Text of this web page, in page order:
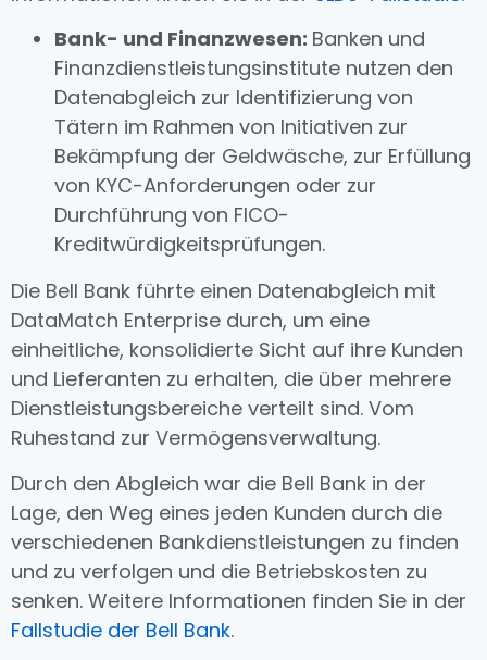
Bank- und Finanzwesen: Banken und
Finanzdienstleistungsinstitute nutzen den
Datenabgleich zur Identifizierung von
Tätern im Rahmen von Initiativen zur
Bekämpfung der Geldwäsche, zur Erfüllung
von KYC-Anforderungen oder zur
Durchführung von FICO-
Kreditwürdigkeitsprüfungen.
Die Bell Bank führte einen Datenabgleich mit
DataMatch Enterprise durch, um eine
einheitliche, konsolidierte Sicht auf ihre Kunden
und Lieferanten zu erhalten, die über mehrere
Dienstleistungsbereiche verteilt sind. Vom
Ruhestand zur Vermögensverwaltung.
Durch den Abgleich war die Bell Bank in der
Lage, den Weg eines jeden Kunden durch die
verschiedenen Bankdienstleistungen zu finden
und zu verfolgen und die Betriebskosten zu
senken. Weitere Informationen finden Sie in der
Fallstudie der Bell Bank.